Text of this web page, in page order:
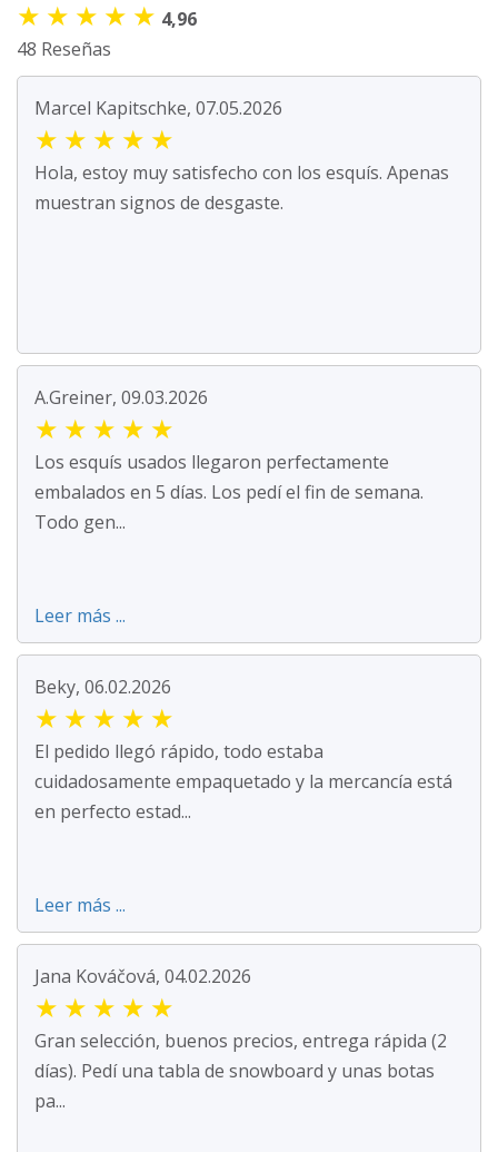
★ ★ ★ ★ ★ 4,96
48 Reseñas
Marcel Kapitschke, 07.05.2026
★ ★ ★ ★ ★
Hola, estoy muy satisfecho con los esquís. Apenas
muestran signos de desgaste.
A.Greiner, 09.03.2026
★ ★ ★ ★ ★
Los esquís usados llegaron perfectamente
embalados en 5 días. Los pedí el fin de semana.
Todo gen...
Leer más ...
Beky, 06.02.2026
★ ★ ★ ★ ★
El pedido llegó rápido, todo estaba
cuidadosamente empaquetado y la mercancía está
en perfecto estad...
Leer más ...
Jana Kováčová, 04.02.2026
★ ★ ★ ★ ★
Gran selección, buenos precios, entrega rápida (2
días). Pedí una tabla de snowboard y unas botas
pa...